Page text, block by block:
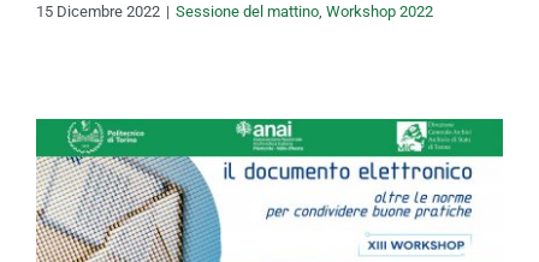
15 Dicembre 2022 | Sessione del mattino Workshop 2022
Il Piano Nazionale di